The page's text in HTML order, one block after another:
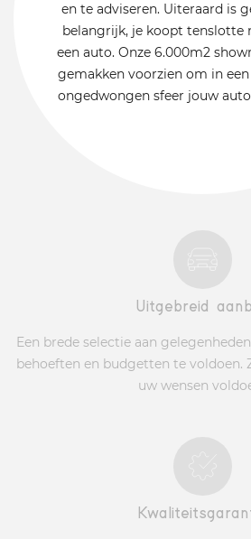
en te adviseren. Uiteraard is
belangrijk, je koopt tenslotte
een auto. Onze 6.000m2
gemakken voorzien om in
ongedwongen sfeer jouw
Uitgebreid
Een brede selectie aan
behoeften en budgetten te voldoen.
uw wensen